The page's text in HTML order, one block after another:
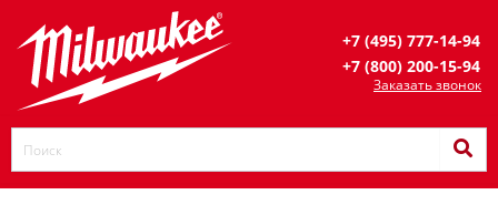
+7 (495) 777-14-94
+7 (800) 200-15-94
Заказать звонок